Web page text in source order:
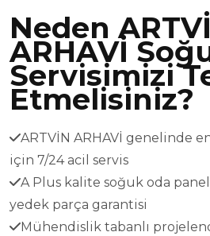
Neden
ARHAVİ
Servisimizi
Etmelisiniz?
ARTVİN ARHAVİ genelinde
için 7/24 acil servis
A Plus kalite soğuk oda
yedek parça garantisi
Mühendislik tabanlı